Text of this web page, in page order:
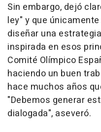
Sin embargo, dejó
ley" y que
diseñar una
inspirada en esos
Comité Olímpico
haciendo un buen
hace muchos años
"Debemos generar
dialogada", aseveró.